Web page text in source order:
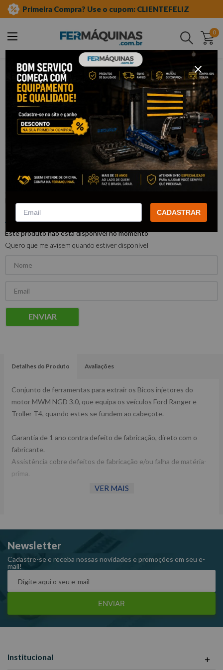
Primeira Compra? Use o cupom: CLIENTEFELIZ
0
Buscar
equipamento caminhões motores mwm
Conjunto Extrator dos Injetores do
Motor NGD 3.0 - RAVEN
Este produto não está disponível no momento
Quero que me avisem quando estiver disponível
ENVIAR
Detalhes do Produto Avaliações
Conjunto de ferramentas para extrair os Bicos injetores do
motor MWM NGD 3.0, que equipa os veículos Ford Ranger e
Troller T4, quando estes se fundem ao cabeçote.
Garantia de 1 ano contra defeito de fabricação, direto com o
fabricante.
Assistência cobre defeitos de fabricação e/ou falha de matéria-
prima.
VER MAIS
Newsletter
Cadastre-se e receba nossas novidades e promoções em seu e-
mail!
ENVIAR
Institucional
CADASTRAR